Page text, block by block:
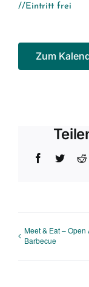
//Eintritt frei
Zum
Facebook
Twitter
Meet & Eat – Open
Barbecue